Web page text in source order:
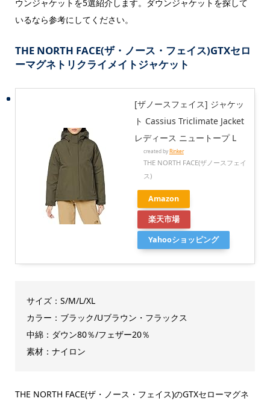
ウンジャケットを5選紹介します。ダウンジャケットを探して
いるなら参考にしてください。
THE NORTH FACE(ザ・ノース・フェイス)GTXセロ
ーマグネトリクライメイトジャケット
[ザノースフェイス] ジャケッ
ト Cassius Triclimate Jacket
レディース ニュートープ L
created byRinker
THE NORTH FACE(ザノースフェイ
ス)
Amazon
楽天市場
Yahooショッピング
サイズ：S/M/L/XL
カラー：ブラック/Uブラウン・フラックス
中綿：ダウン80％/フェザー20％
素材：ナイロン
THE NORTH FACE(ザ・ノース・フェイス)のGTXセローマグネ